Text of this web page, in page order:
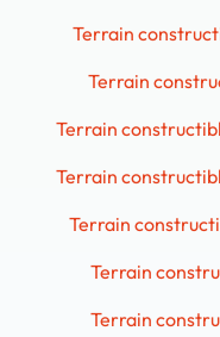
Terrain
Terrain
Terrain
Terrain
Terrain
Terrain
Terrain